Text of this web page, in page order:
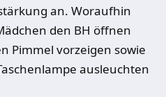
an. Woraufhin
den BH öffnen
Pimmel vorzeigen sowie
ausleuchten